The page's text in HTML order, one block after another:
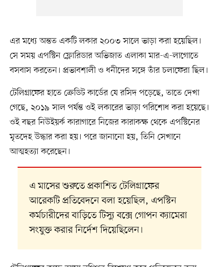
এর মধ্যে অন্তত একটি লকার ২০০৩ সালে ভাড়া করা হয়েছিল।
সে সময় এপস্টিন ফ্লোরিডার অভিজাত এলাকা মার-এ-লাগোতে
বসবাস করতেন। প্রভাবশালী ও ধনীদের সঙ্গে তাঁর চলাফেরা ছিল।
টেলিগ্রাফের হাতে ক্রেডিট কার্ডের যে রসিদ পড়েছে, তাতে দেখা
গেছে, ২০১৯ সাল পর্যন্ত ওই লকারের ভাড়া পরিশোধ করা হয়েছে।
ওই বছর নিউইয়র্ক কারাগারে নিজের কারাকক্ষ থেকে এপস্টিনের
মৃতদেহ উদ্ধার করা হয়। পরে জানানো হয়, তিনি সেখানে
আত্মহত্যা করেছেন।
এ মাসের শুরুতে প্রকাশিত টেলিগ্রাফের
আরেকটি প্রতিবেদনে বলা হয়েছিল, এপস্টিন
কর্মচারীদের বাড়িতে টিস্যু বক্সে গোপন ক্যামেরা
সংযুক্ত করার নির্দেশ দিয়েছিলেন।